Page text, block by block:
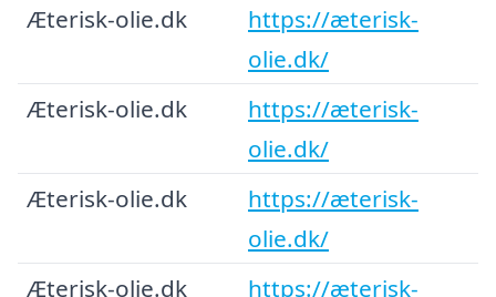
Æterisk-olie.dk
https://æterisk-
olie.dk/
Æterisk-olie.dk
https://æterisk-
olie.dk/
Æterisk-olie.dk
https://æterisk-
olie.dk/
Æterisk-olie.dk
https://æterisk-